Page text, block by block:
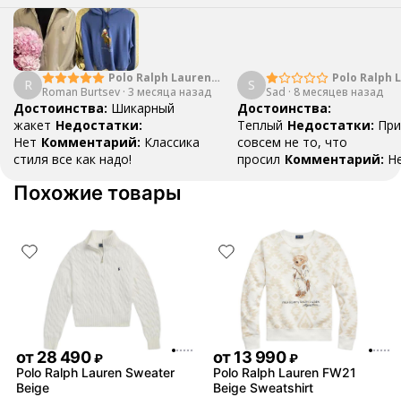
R
Polo Ralph Lauren
Logo
Roman Burtsev · 3 месяца назад
Достоинства: Шикарный
жакет Недостатки:
Нет Комментарий: Классика
стиля все как надо!
S
Polo Ralph
Sad · 8 месяцев назад
Достоинства:
Теплый Недостатки:
совсем не то, что
просил Комментарий:
синюю..
Ответ
Благодарим за отзыв 🦄
не соответствует
возникли какие-либо
заказом - напишите в чат
поддержки
операторы помогут
сложившуюся ситуацию
Похожие товары
от28 490 ₽
Polo Ralph Lauren Sweater
Beige
от13 990 ₽
Polo Ralph Lauren FW21
Beige Sweatshirt